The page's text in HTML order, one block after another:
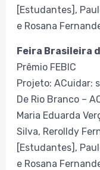
[Estudantes],
e Rosana
Feira Brasileira
Prêmio FEBIC
Projeto: ACuidar:
De Rio Branco –
Maria Eduarda
Silva, Rerolldy
[Estudantes],
e Rosana